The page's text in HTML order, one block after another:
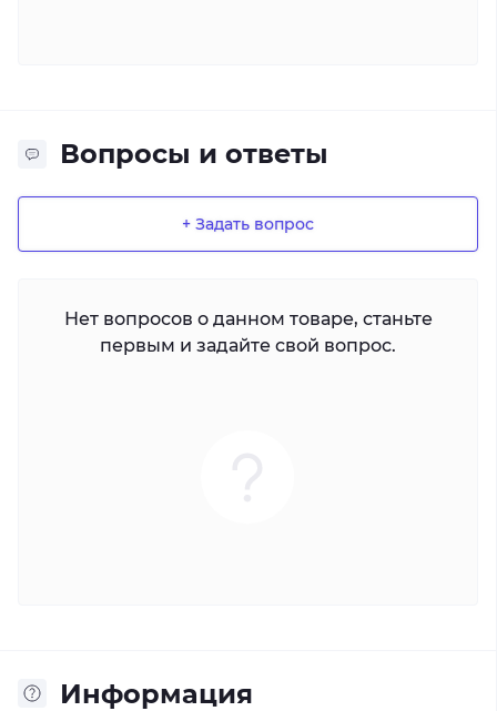
Вопросы и ответы
+ Задать вопрос
Нет вопросов о данном товаре, станьте
первым и задайте свой вопрос.
Информация